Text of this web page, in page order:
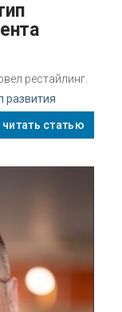
рестайлинг.
развития
читать статью